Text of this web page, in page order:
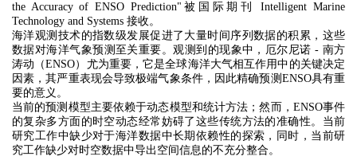
the Accuracy of ENSO Prediction"被国际期刊 Intelligent Marine
Technology and Systems 接收。
海洋观测技术的指数级发展促进了大量时间序列数据的积累，这些
数据对海洋气象预测至关重要。观测到的现象中，厄尔尼诺 - 南方
涛动（ENSO）尤为重要，它是全球海洋大气相互作用中的关键决定
因素，其严重表现会导致极端气象条件，因此精确预测ENSO具有重
要的意义。
当前的预测模型主要依赖于动态模型和统计方法；然而，ENSO事件
的复杂多方面的时空动态经常妨碍了这些传统方法的准确性。当前
研究工作中缺少对于海洋数据中长期依赖性的探索，同时，当前研
究工作缺少对时空数据中导出空间信息的不充分整合。